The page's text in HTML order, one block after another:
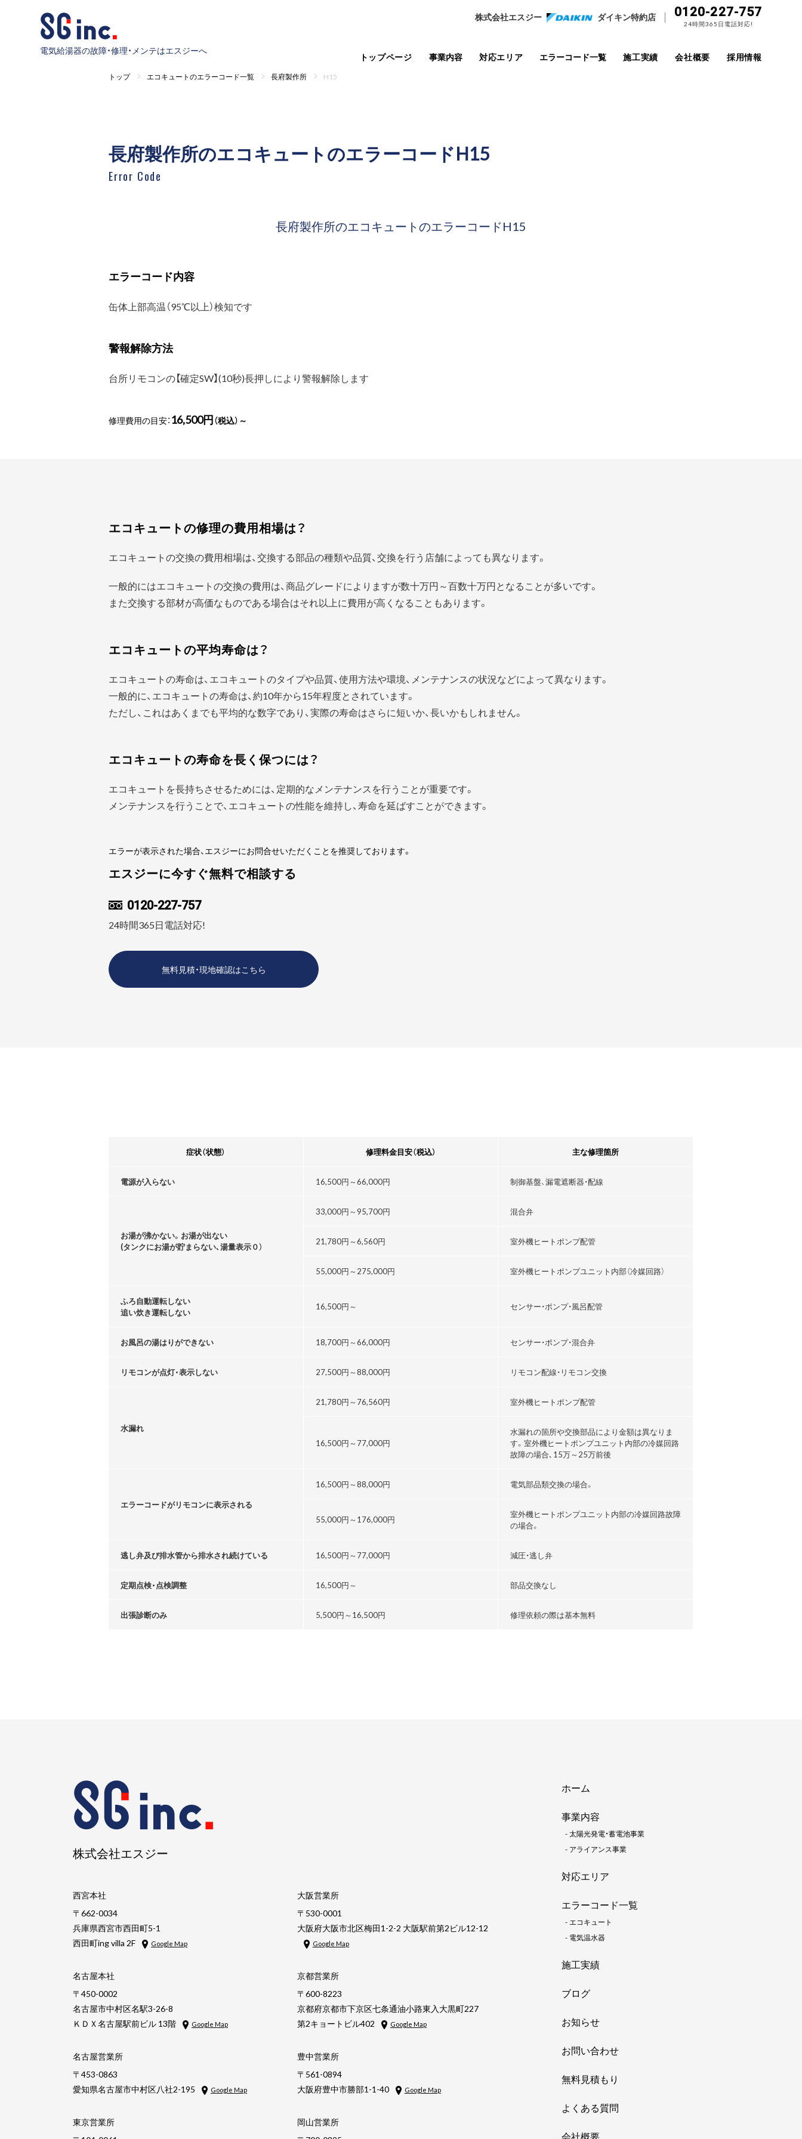
電気給湯器の故障・修理・メンテはエスジーへ
株式会社エスジー ダイキン特約店 0120-227-757
24時間365日電話対応!
トップページ 事業内容 対応エリア エラーコード一覧 施工実績 会社概要 採用情報
トップ エコキュートのエラーコード一覧 長府製作所 H15
長府製作所のエコキュートのエラーコードH15
Error Code
長府製作所のエコキュートのエラーコードH15
エラーコード内容
缶体上部高温（95℃以上）検知です
警報解除方法
台所リモコンの【確定SW】(10秒)長押しにより警報解除します
修理費用の目安： 16,500円（税込）～
エコキュートの修理の費用相場は？
エコキュートの交換の費用相場は、交換する部品の種類や品質、交換を行う店舗によっても異なります。
一般的にはエコキュートの交換の費用は、商品グレードによりますが数十万円～百数十万円となることが多いです。
また交換する部材が高価なものである場合はそれ以上に費用が高くなることもあります。
エコキュートの平均寿命は？
エコキュートの寿命は、エコキュートのタイプや品質、使用方法や環境、メンテナンスの状況などによって異なります。
一般的に、エコキュートの寿命は、約10年から15年程度とされています。
ただし、これはあくまでも平均的な数字であり、実際の寿命はさらに短いか、長いかもしれません。
エコキュートの寿命を長く保つには？
エコキュートを長持ちさせるためには、定期的なメンテナンスを行うことが重要です。
メンテナンスを行うことで、エコキュートの性能を維持し、寿命を延ばすことができます。
エラーが表示された場合、エスジーにお問合せいただくことを推奨しております。
エスジーに今すぐ無料で相談する
0120-227-757
24時間365日電話対応!
無料見積・現地確認はこちら
症状（状態） 修理料金目安（税込） 主な修理箇所
電源が入らない 16,500円～66,000円 制御基盤、漏電遮断器・配線
お湯が沸かない。お湯が出ない
(タンクにお湯が貯まらない､湯量表示０）
33,000円～95,700円 混合弁
21,780円～6,560円 室外機ヒートポンプ配管
55,000円～ 275,000円 室外機ヒートポンプユニット内部（冷媒回路）
ふろ自動運転しない
追い炊き運転しない
16,500円～ センサー・ポンプ・風呂配管
お風呂の湯はりができない 18,700円～66,000円 センサー・ポンプ・混合弁
リモコンが点灯・表示しない 27,500円～88,000円 リモコン配線・リモコン交換
水漏れ
21,780円～76,560円 室外機ヒートポンプ配管
16,500円～ 77,000円
水漏れの箇所や交換部品により金額は異なりま
す。室外機ヒートポンプユニット内部の冷媒回路
故障の場合､15万～25万前後
エラーコードがリモコンに表示される
16,500円～88,000円 電気部品類交換の場合。
55,000円～176,000円
室外機ヒートポンプユニット内部の冷媒回路故障
の場合。
逃し弁及び排水管から排水され続けている 16,500円～ 77,000円 減圧・逃し弁
定期点検・点検調整 16,500円～ 部品交換なし
出張診断のみ 5,500円～ 16,500円 修理依頼の際は基本無料
ホーム
事業内容
-太陽光発電・蓄電池事業
- アライアンス事業
対応エリア
エラーコード一覧
-エコキュート
- 電気温水器
施工実績
ブログ
お知らせ
お問い合わせ
無料見積もり
よくある質問
会社概要
株式会社エスジー
西宮本社
〒662-0034
兵庫県西宮市西田町5-1
西田町ing villa 2F
Google Map
名古屋本社
〒450-0002
名古屋市中村区名駅3-26-8
ＫＤＸ名古屋駅前ビル 13階
Google Map
名古屋営業所
〒453-0863
愛知県名古屋市中村区八社2-195
Google Map
東京営業所
大阪営業所
〒530-0001
大阪府大阪市北区梅田1-2-2 大阪駅前第2ビル12-12
Google Map
京都営業所
〒600-8223
京都府京都市下京区七条通油小路東入大黒町227
第2キョートビル402
Google Map
豊中営業所
〒561-0894
大阪府豊中市勝部1-1-40
Google Map
岡山営業所